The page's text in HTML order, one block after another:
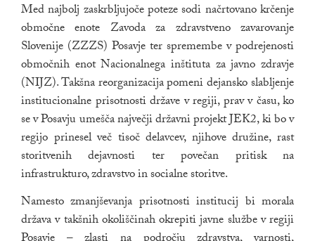
Med najbolj zaskrbljujoče poteze sodi načrtovano krčenje
območne enote Zavoda za zdravstveno zavarovanje
Slovenije (ZZZS) Posavje ter spremembe v podrejenosti
območnih enot Nacionalnega inštituta za javno zdravje
(NIJZ). Takšna reorganizacija pomeni dejansko slabljenje
institucionalne prisotnosti države v regiji, prav v času, ko
se v Posavju umešča največji državni projekt JEK2, ki bo v
regijo prinesel več tisoč delavcev, njihove družine, rast
storitvenih dejavnosti ter povečan pritisk na
infrastrukturo, zdravstvo in socialne storitve.
Namesto zmanjševanja prisotnosti institucij bi morala
država v takšnih okoliščinah okrepiti javne službe v regiji